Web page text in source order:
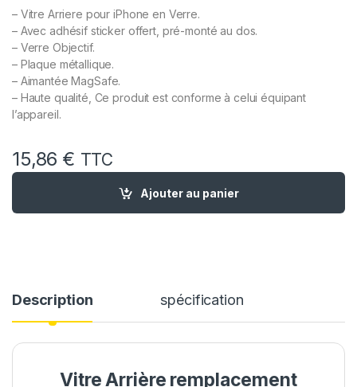
– Vitre Arriere pour iPhone en Verre.
– Avec adhésif sticker offert, pré-monté au dos.
– Verre Objectif.
– Plaque métallique.
– Aimantée MagSafe.
– Haute qualité, Ce produit est conforme à celui équipant
l’appareil.
15,86 € TTC
quantité de Vitre Arriere + Plaque metallique pour iPhone 14
Ajouter au panier
Description spécification
Vitre Arrière remplacement